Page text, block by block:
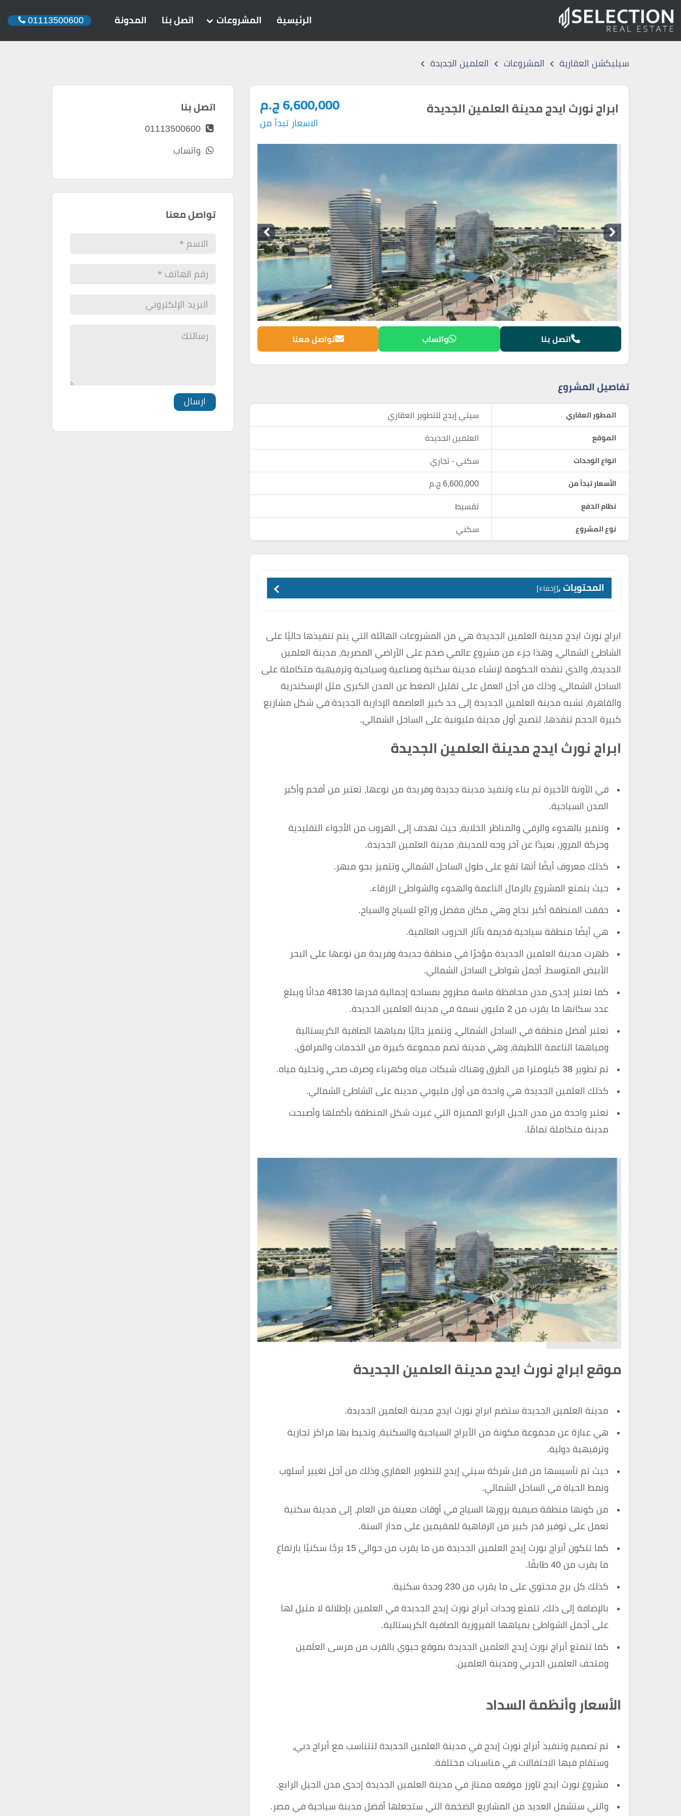
الرئيسية المشروعات اتصل بنا المدونة 01113500600
سيليكشن العقارية › المشروعات › العلمين الجديدة ›
ابراج نورث ايدج مدينة العلمين الجديدة 6,600,000 ج.م
الاسعار تبدأ من
اتصل بنا واتساب تواصل معنا
تفاصيل المشروع
المطور العقاري سيتي إيدج للتطوير العقاري
الموقع العلمين الجديدة
انواع الوحدات سكني - تجاري
الأسعار تبدأ من 6,600,000 ج.م
نظام الدفع تقسيط
نوع المشروع سكني
المحتويات , إخفاء
ابراج نورث ايدج مدينة العلمين الجديدة هي من المشروعات الهائلة التي يتم تنفيذها حاليًا على
الشاطئ الشمالي، وهذا جزء من مشروع عالمي ضخم على الأراضي المصرية، مدينة العلمين
الجديدة، والذي تنفذه الحكومة لإنشاء مدينة سكنية وصناعية وسياحية وترفيهية متكاملة على
الساحل الشمالي، وذلك من أجل العمل على تقليل الضغط عن المدن الكبرى مثل الإسكندرية
والقاهرة، تشبه مدينة العلمين الجديدة إلى حد كبير العاصمة الإدارية الجديدة في شكل مشاريع
كبيرة الحجم تنفذها، لتصبح أول مدينة مليونية على الساحل الشمالي.
ابراج نورث ايدج مدينة العلمين الجديدة
في الآونة الأخيرة تم بناء وتنفيذ مدينة جديدة وفريدة من نوعها، تعتبر من أفخم وأكبر
المدن السياحية.
وتتميز بالهدوء والرقي والمناظر الخلابة، حيث تهدف إلى الهروب من الأجواء التقليدية
وحركة المرور، بعيدًا عن آخر وجه للمدينة، مدينة العلمين الجديدة.
كذلك معروف أيضًا أنها تقع على طول الساحل الشمالي وتتميز بجو مبهر.
حيث يتمتع المشروع بالرمال الناعمة والهدوء والشواطئ الزرقاء.
حققت المنطقة أكبر نجاح وهي مكان مفضل ورائع للسياح والسياح.
هي أيضًا منطقة سياحية قديمة بآثار الحروب العالمية.
ظهرت مدينة العلمين الجديدة مؤخرًا في منطقة جديدة وفريدة من نوعها على البحر
الأبيض المتوسط، أجمل شواطئ الساحل الشمالي.
كما تعتبر إحدى مدن محافظة ماسة مطروح بمساحة إجمالية قدرها 48130 فدانًا ويبلغ
عدد سكانها ما يقرب من 2 مليون نسمة في مدينة العلمين الجديدة.
تعتبر أفضل منطقة في الساحل الشمالي، وتتميز حاليًا بمياهها الصافية الكريستالية
ومياهها الناعمة اللطيفة، وهي مدينة تضم مجموعة كبيرة من الخدمات والمرافق.
تم تطوير 38 كيلومترا من الطرق وهناك شبكات مياه وكهرباء وصرف صحي وتحلية مياه.
كذلك العلمين الجديدة هي واحدة من أول مليوني مدينة على الشاطئ الشمالي.
تعتبر واحدة من مدن الجيل الرابع المميزة التي غيرت شكل المنطقة بأكملها وأصبحت
مدينة متكاملة تمامًا.
موقع ابراج نورث ايدج مدينة العلمين الجديدة
مدينة العلمين الجديدة ستضم ابراج نورث ايدج مدينة العلمين الجديدة.
هي عبارة عن مجموعة مكونة من الأبراج السياحية والسكنية، وتحيط بها مراكز تجارية
وترفيهية دولية.
حيث تم تأسيسها من قبل شركة سيتي إيدج للتطوير العقاري وذلك من أجل تغيير أسلوب
ونمط الحياة في الساحل الشمالي.
من كونها منطقة صيفية يزورها السياح في أوقات معينة من العام، إلى مدينة سكنية
تعمل على توفير قدر كبير من الرفاهية للمقيمين على مدار السنة.
كما تتكون أبراج نورث إيدج العلمين الجديدة من ما يقرب من حوالي 15 برجًا سكنيًا بارتفاع
ما يقرب من 40 طابقًا.
كذلك كل برج محتوي على ما يقرب من 230 وحدة سكنية.
بالإضافة إلى ذلك، تتمتع وحدات أبراج نورث إيدج الجديدة في العلمين بإطلالة لا مثيل لها
على أجمل الشواطئ بمياهها الفيروزية الصافية الكريستالية.
كما تتمتع أبراج نورث إيدج العلمين الجديدة بموقع حيوي بالقرب من مرسى العلمين
ومتحف العلمين الحربي ومدينة العلمين.
الأسعار وأنظمة السداد
تم تصميم وتنفيذ أبراج نورث إيدج في مدينة العلمين الجديدة لتتناسب مع أبراج دبي،
وستقام فيها الاحتفالات في مناسبات مختلفة.
مشروع نورث ايدج تاورز موقعه ممتاز في مدينة العلمين الجديدة إحدى مدن الجيل الرابع.
والتي ستشمل العديد من المشاريع الضخمة التي ستجعلها أفضل مدينة سياحية في مصر.
اتصل بنا
01113500600
واتساب
تواصل معنا